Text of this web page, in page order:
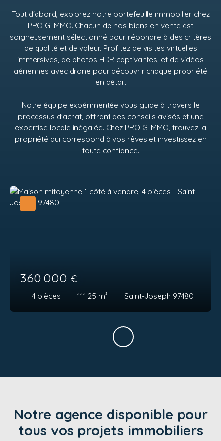
Tout d'abord, explorez notre portefeuille immobilier chez
PRO G IMMO. Chacun de nos biens en vente est
soigneusement sélectionné pour répondre à des critères
de qualité et de valeur. Profitez de visites virtuelles
immersives, de photos HDR captivantes, et de vidéos
aériennes avec drone pour découvrir chaque propriété
en détail.
Notre équipe expérimentée vous guide à travers le
processus d'achat, offrant des conseils avisés et une
expertise locale inégalée. Chez PRO G IMMO, trouvez la
propriété qui correspond à vos rêves et investissez en
toute confiance.
360 000 €
4 pièces 111.25 m² Saint-Joseph 97480
Notre agence disponible pour
tous vos projets immobiliers